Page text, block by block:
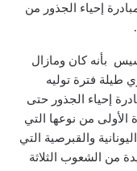
إحياء الجذور من
بأنه كان ومازال
طيلة فترة توليه
إحياء الجذور حتى
الأولى من نوعها التي
والقبرصية التي
من الشعوب الثلاثة